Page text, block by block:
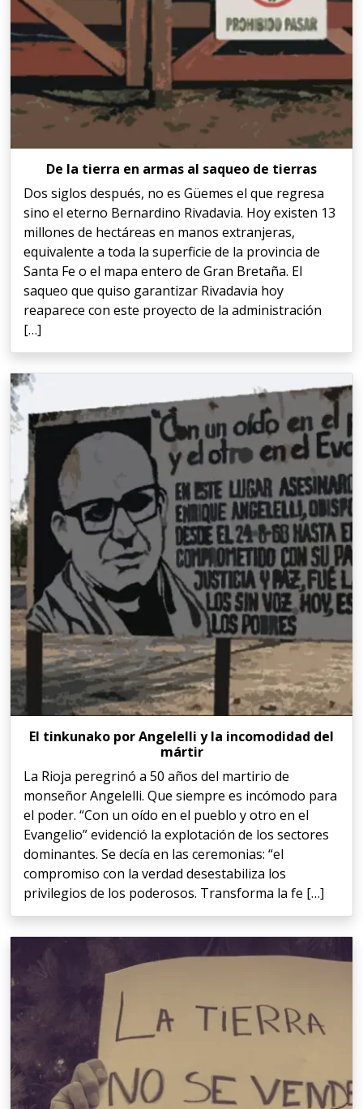
De la tierra en armas al saqueo de tierras
Dos siglos después, no es Güemes el que regresa
sino el eterno Bernardino Rivadavia. Hoy existen 13
millones de hectáreas en manos extranjeras,
equivalente a toda la superficie de la provincia de
Santa Fe o el mapa entero de Gran Bretaña. El
saqueo que quiso garantizar Rivadavia hoy
reaparece con este proyecto de la administración
[…]
El tinkunako por Angelelli y la incomodidad del
mártir
La Rioja peregrinó a 50 años del martirio de
monseñor Angelelli. Que siempre es incómodo para
el poder. “Con un oído en el pueblo y otro en el
Evangelio” evidenció la explotación de los sectores
dominantes. Se decía en las ceremonias: “el
compromiso con la verdad desestabiliza los
privilegios de los poderosos. Transforma la fe […]